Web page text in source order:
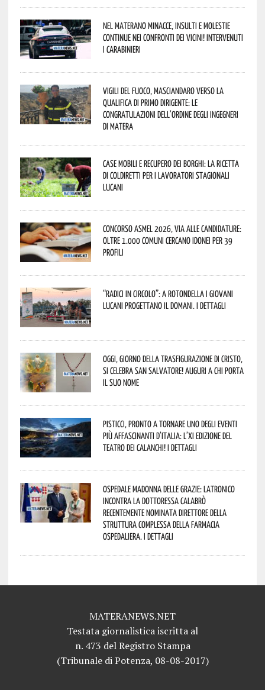
Nel materano minacce, insulti e molestie
continue nei confronti dei vicini! Intervenuti
i Carabinieri
Vigili del Fuoco, Masciandaro verso la
qualifica di Primo Dirigente: le
congratulazioni dell’Ordine degli Ingegneri
di Matera
Case mobili e recupero dei borghi: la ricetta
di Coldiretti per i lavoratori stagionali
lucani
Concorso Asmel 2026, via alle candidature:
oltre 1.000 Comuni cercano idonei per 39
profili
“Radici in Circolo”: a Rotondella i giovani
lucani progettano il domani. I dettagli
Oggi, giorno della Trasfigurazione di Cristo,
si celebra San Salvatore! Auguri a chi porta
il suo nome
Pisticci, pronto a tornare uno degli eventi
più affascinanti d’Italia: l’XI edizione del
Teatro dei Calanchi! I dettagli
Ospedale Madonna delle Grazie: Latronico
incontra la dottoressa Calabrò
recentemente nominata Direttore della
Struttura Complessa della Farmacia
Ospedaliera. I dettagli
MATERANEWS.NET
Testata giornalistica iscritta al
n. 473 del Registro Stampa
(Tribunale di Potenza, 08-08-2017)